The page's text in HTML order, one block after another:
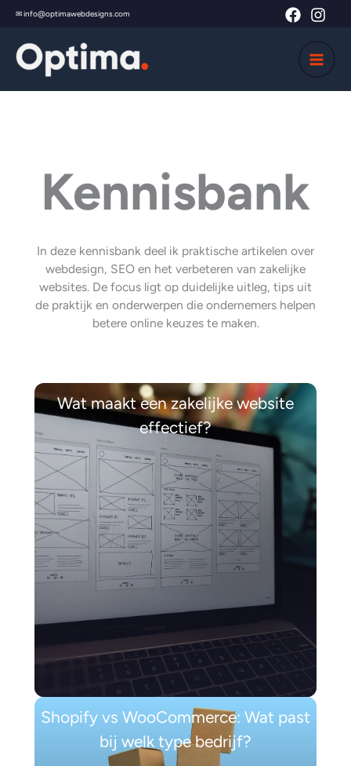
Skip
content
✉ info@optimawebdesigns.com
Kennisbank
In deze kennisbank deel ik praktische artikelen over
webdesign, SEO en het verbeteren van zakelijke
websites. De focus ligt op duidelijke uitleg, tips uit
de praktijk en onderwerpen die ondernemers helpen
betere online keuzes te maken.
Wat maakt een zakelijke website
effectief?
Shopify vs WooCommerce: Wat past
bij welk type bedrijf?